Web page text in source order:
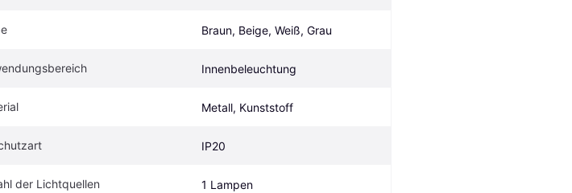
Braun, Beige, Weiß, Grau
Innenbeleuchtung
Metall, Kunststoff
IP20
der Lichtquellen 1 Lampen